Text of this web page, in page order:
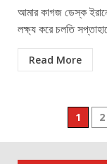
আমার কাগজ ডেস্ক
লক্ষ্য করে চলতি
Read More
1 2